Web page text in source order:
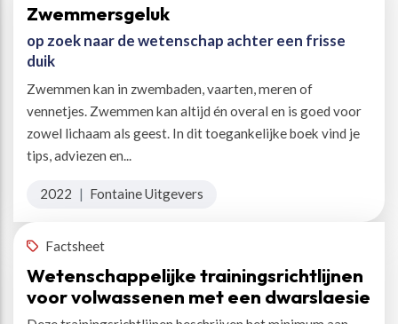
Zwemmersgeluk
op zoek naar de wetenschap achter een frisse
duik
Zwemmen kan in zwembaden, vaarten, meren of
vennetjes. Zwemmen kan altijd én overal en is goed voor
zowel lichaam als geest. In dit toegankelijke boek vind je
tips, adviezen en...
2022 | Fontaine Uitgevers
Factsheet
Wetenschappelijke trainingsrichtlijnen
voor volwassenen met een dwarslaesie